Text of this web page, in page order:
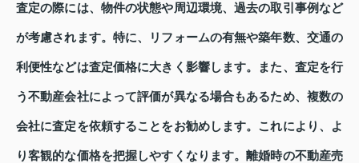
査定の際には、物件の状態や周辺環境、過去の取引事例など
が考慮されます。特に、リフォームの有無や築年数、交通の
利便性などは査定価格に大きく影響します。また、査定を行
う不動産会社によって評価が異なる場合もあるため、複数の
会社に査定を依頼することをお勧めします。これにより、よ
り客観的な価格を把握しやすくなります。離婚時の不動産売